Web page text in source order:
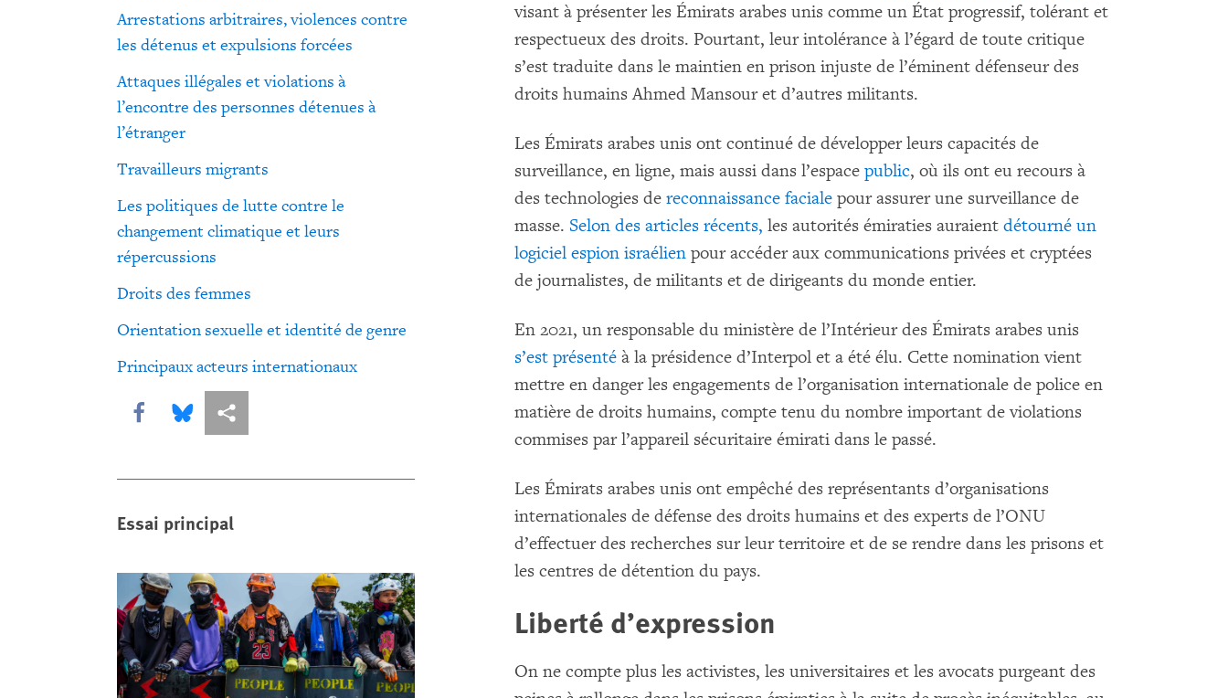
Arrestations arbitraires, violences contre
les détenus et expulsions forcées
Attaques illégales et violations à
l’encontre des personnes détenues à
l’étranger
Travailleurs migrants
Les politiques de lutte contre le
changement climatique et leurs
répercussions
Droits des femmes
Orientation sexuelle et identité de genre
Principaux acteurs internationaux
Share this via Facebook
Share this via Bluesky
Share this via Partagez
Essai principal
visant à présenter les Émirats arabes unis comme un État progressif, tolérant et
respectueux des droits. Pourtant, leur intolérance à l’égard de toute critique
s’est traduite dans le maintien en prison injuste de l’éminent défenseur des
droits humains Ahmed Mansour et d’autres militants.
Les Émirats arabes unis ont continué de développer leurs capacités de
surveillance, en ligne, mais aussi dans l’espacepublic, où ils ont eu recours à
des technologies dereconnaissance faciale pour assurer une surveillance de
masse. Selon des articles récents, les autorités émiraties auraientdétourné un
logiciel espion israélien pour accéder aux communications privées et cryptées
de journalistes, de militants et de dirigeants du monde entier.
En 2021, un responsable du ministère de l’Intérieur des Émirats arabes unis
s’est présenté à la présidence d’Interpol et a été élu. Cette nomination vient
mettre en danger les engagements de l’organisation internationale de police en
matière de droits humains, compte tenu du nombre important de violations
commises par l’appareil sécuritaire émirati dans le passé.
Les Émirats arabes unis ont empêché des représentants d’organisations
internationales de défense des droits humains et des experts de l’ONU
d’effectuer des recherches sur leur territoire et de se rendre dans les prisons et
les centres de détention du pays.
Liberté d’expression
On ne compte plus les activistes, les universitaires et les avocats purgeant des